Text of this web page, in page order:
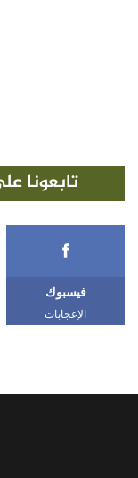
تابعونا
فيسبوك
الإعجابات